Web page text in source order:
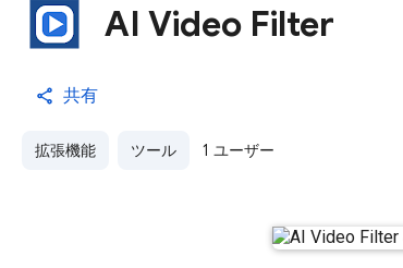
AI Video Filter
共有
拡張機能 ツール 1 ユーザー